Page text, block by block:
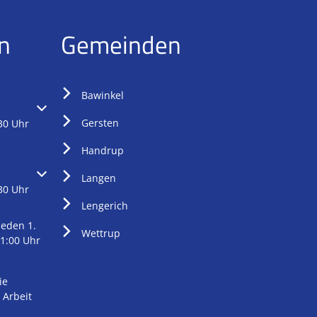
Schließzeiten auszublenden
Uhr
Schließzeiten auszublenden
Uhr
1.
Uhr
Arbeit
Gemeinden
Bawinkel
Gersten
Handrup
Langen
Lengerich
Wettrup